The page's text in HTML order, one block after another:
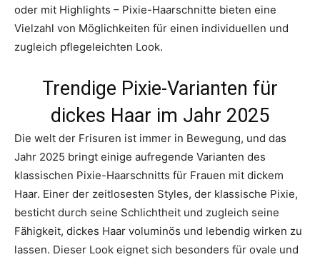
oder mit Highlights – Pixie-Haarschnitte bieten eine
Vielzahl von Möglichkeiten für einen individuellen und
zugleich pflegeleichten Look.
Trendige Pixie-Varianten für
dickes Haar im Jahr 2025
Die welt der Frisuren ist immer in Bewegung, und das
Jahr 2025 bringt einige aufregende Varianten des
klassischen Pixie-Haarschnitts für Frauen mit dickem
Haar. Einer der zeitlosesten Styles, der klassische Pixie,
besticht durch seine Schlichtheit und zugleich seine
Fähigkeit, dickes Haar voluminös und lebendig wirken zu
lassen. Dieser Look eignet sich besonders für ovale und